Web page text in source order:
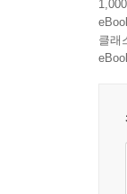
클래